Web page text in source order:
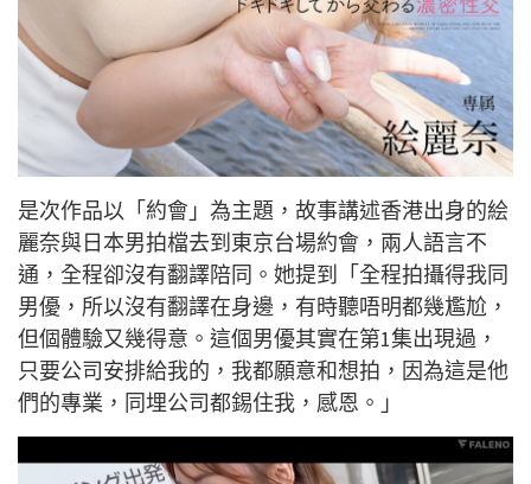
是次作品以「約會」為主題，故事講述香港出身的絵
麗奈與日本男拍檔去到東京台場約會，兩人語言不
通，全程卻沒有翻譯陪同。她提到「全程拍攝得我同
男優，所以沒有翻譯在身邊，有時聽唔明都幾尷尬，
但個體驗又幾得意。這個男優其實在第1集出現過，
只要公司安排給我的，我都願意和想拍，因為這是他
們的專業，同埋公司都錫住我，感恩。」